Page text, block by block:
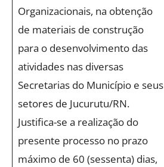
Organizacionais, na obtenção
de materiais de construção
para o desenvolvimento das
atividades nas diversas
Secretarias do Município e seus
setores de Jucurutu/RN.
Justifica-se a realização do
presente processo no prazo
máximo de 60 (sessenta) dias,